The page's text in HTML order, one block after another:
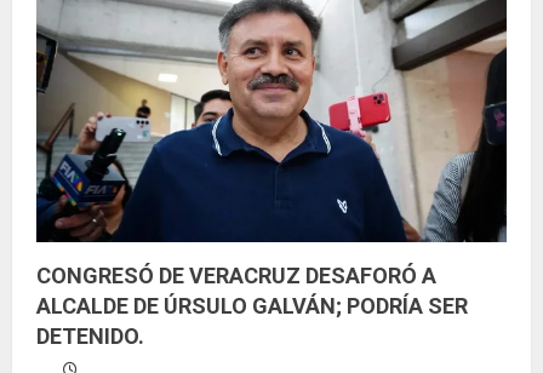
CONGRESÓ DE VERACRUZ DESAFORÓ A
ALCALDE DE ÚRSULO GALVÁN; PODRÍA SER
DETENIDO.